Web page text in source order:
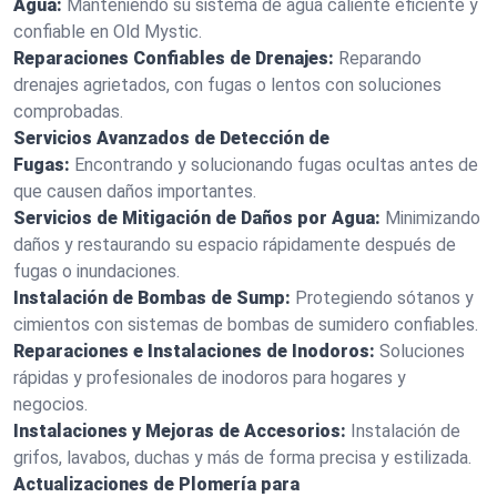
Agua: Manteniendo su sistema de agua caliente eficiente y
confiable en Old Mystic.
Reparaciones Confiables de Drenajes: Reparando
drenajes agrietados, con fugas o lentos con soluciones
comprobadas.
Servicios Avanzados de Detección de
Fugas: Encontrando y solucionando fugas ocultas antes de
que causen daños importantes.
Servicios de Mitigación de Daños por Agua: Minimizando
daños y restaurando su espacio rápidamente después de
fugas o inundaciones.
Instalación de Bombas de Sump: Protegiendo sótanos y
cimientos con sistemas de bombas de sumidero confiables.
Reparaciones e Instalaciones de Inodoros: Soluciones
rápidas y profesionales de inodoros para hogares y
negocios.
Instalaciones y Mejoras de Accesorios: Instalación de
grifos, lavabos, duchas y más de forma precisa y estilizada.
Actualizaciones de Plomería para